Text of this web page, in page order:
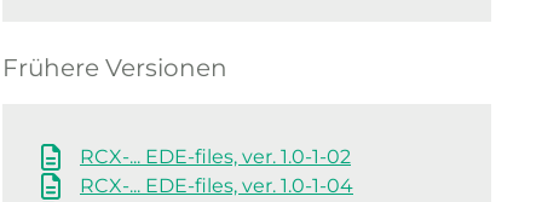
Frühere Versionen
RCX-... EDE-files, ver. 1.0-1-02
RCX-... EDE-files, ver. 1.0-1-04